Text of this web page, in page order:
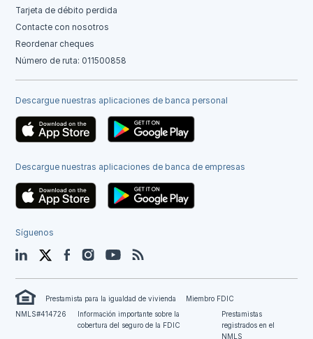
Tarjeta de débito perdida
Contacte con nosotros
Reordenar cheques
Número de ruta: 011500858
Descargue nuestras aplicaciones de banca personal
Descargue nuestras aplicaciones de banca de empresas
Síguenos
LinkedIn TwitterFacebookInstagramYouTube
Prestamista para la igualdad de vivienda
Miembro FDIC
NMLS#414726
Información importante sobre la
cobertura del seguro de la FDIC
Prestamistas
registrados en el
NMLS